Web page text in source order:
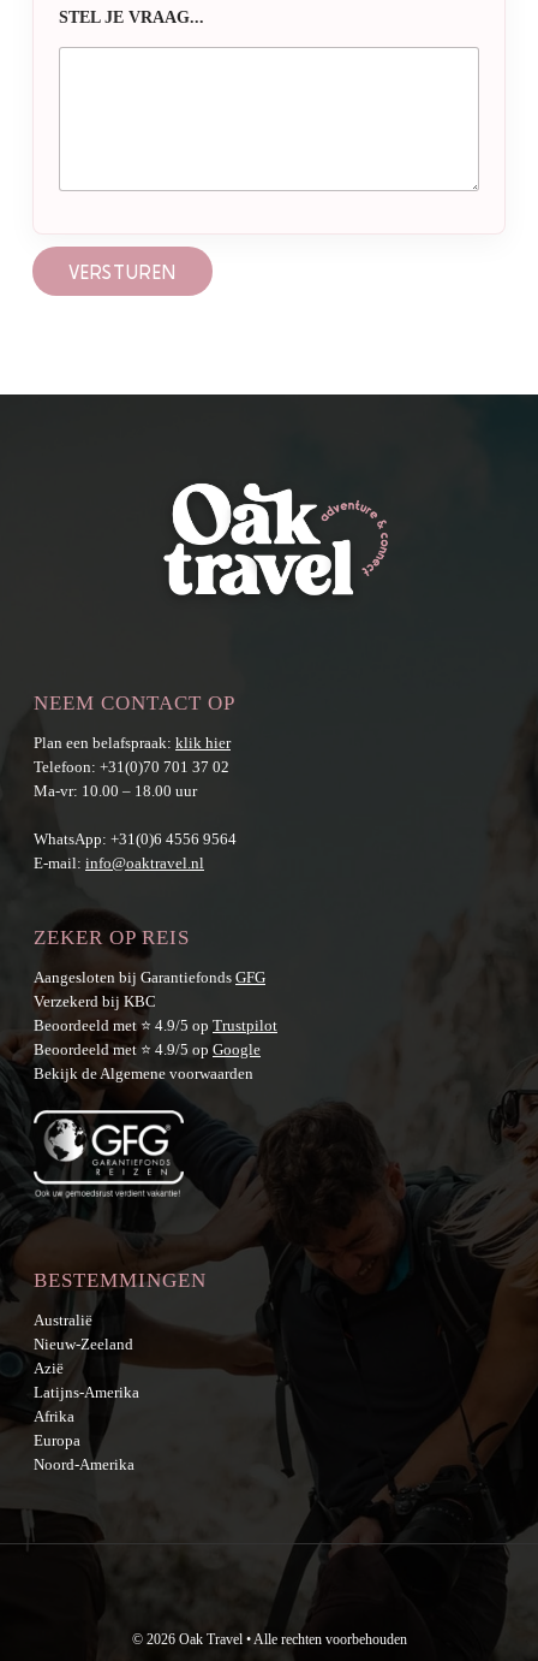
STEL JE VRAAG...
VERSTUREN
NEEM CONTACT OP
Plan een belafspraak: klik hier
Telefoon: +31(0)70 701 37 02
Ma-vr: 10.00 – 18.00 uur
WhatsApp: +31(0)6 4556 9564
E-mail: info@oaktravel.nl
ZEKER OP REIS
Aangesloten bij Garantiefonds GFG
Verzekerd bij KBC
Beoordeeld met ⭐ 4.9/5 op Trustpilot
Beoordeeld met ⭐ 4.9/5 op Google
Bekijk deAlgemene voorwaarden
BESTEMMINGEN
Australië
Nieuw-Zeeland
Azië
Latijns-Amerika
Afrika
Europa
Noord-Amerika
© 2026 Oak Travel • Alle rechten voorbehouden